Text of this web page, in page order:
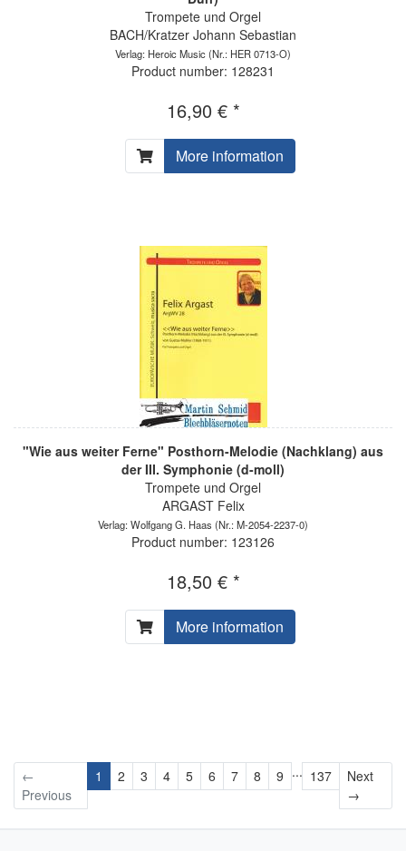
Trompete und Orgel
BACH/Kratzer Johann Sebastian
Verlag: Heroic Music(Nr.: HER 0713-O)
Product number: 128231
16,90 € *
More information
"Wie aus weiter Ferne" Posthorn-Melodie (Nachklang) aus
der III. Symphonie (d-moll)
Trompete und Orgel
ARGAST Felix
Verlag: Wolfgang G. Haas (Nr.: M-2054-2237-0)
Product number: 123126
18,50 € *
More information
←
Previous
1 2 3 4 5 6 7 8 9 ... 137
Next
→